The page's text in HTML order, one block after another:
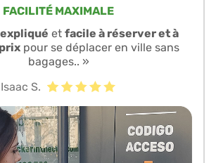
FACILITÉ MAXIMALE
et facile à réserver et à
pour se déplacer en ville sans
bagages.. »
Isaac S.